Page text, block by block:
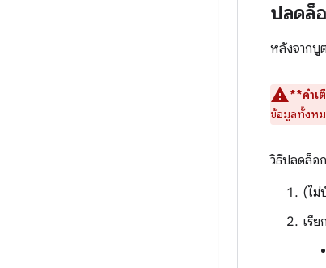
ปลดล็
หลังจากบู
**คำเ
ข้อมูลทั้งหม
วิธีปลดล็อ
(ไม่
เรี